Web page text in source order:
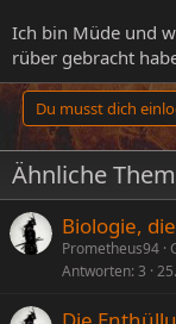
Ich bin Müde und
rüber gebracht
Du musst dich
Ähnliche
Biologie,
Prometheus94
Antworten 3